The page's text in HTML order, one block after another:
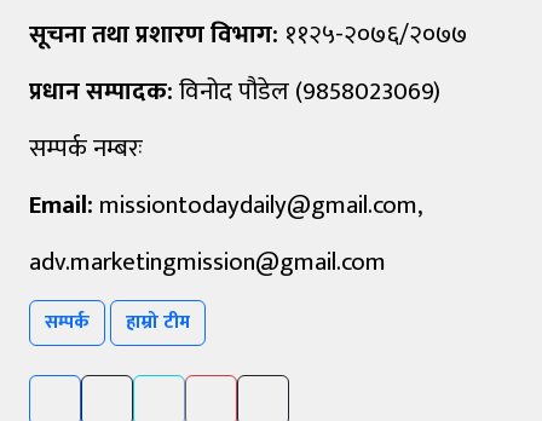
सूचना तथा प्रशारण विभाग: ११२५-२०७६/२०७७
प्रधान सम्पादक:विनोद पौडेल (9858023069)
सम्पर्क नम्बरः
Email: missiontodaydaily@gmail.com,
adv.marketingmission@gmail.com
सम्पर्क हाम्रो टीम